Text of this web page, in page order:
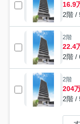
16.9
2階 /
2階
22.4
2階 /
2階
204
2階 /